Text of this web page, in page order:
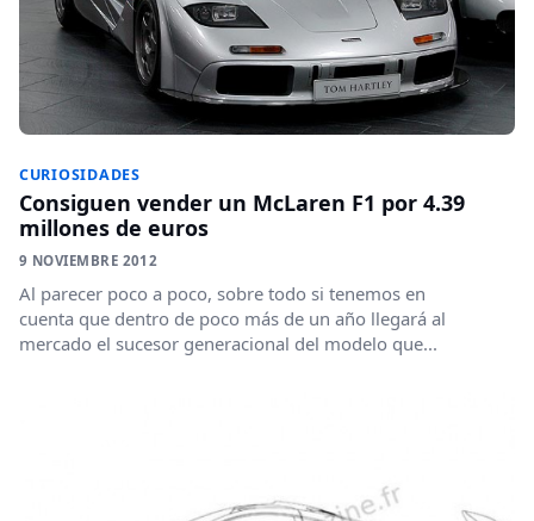
CURIOSIDADES
Consiguen vender un McLaren F1 por 4.39
millones de euros
9 NOVIEMBRE 2012
Al parecer poco a poco, sobre todo si tenemos en
cuenta que dentro de poco más de un año llegará al
mercado el sucesor generacional del modelo que...